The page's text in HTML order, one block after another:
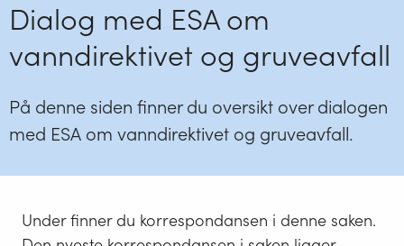
Dialog med ESA om
vanndirektivet og gruveavfall
På denne siden finner du oversikt over dialogen
med ESA om vanndirektivet og gruveavfall.
Under finner du korrespondansen i denne saken.